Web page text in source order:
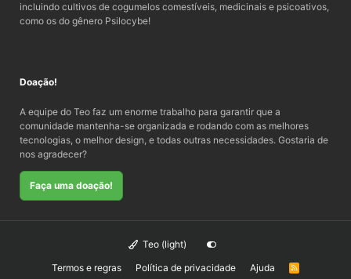
incluindo cultivos de cogumelos comestíveis, medicinais e psicoativos,
como os do gênero Psilocybe!
Doação!
A equipe do Teo faz um enorme trabalho para garantir que a
comunidade mantenha-se organizada e rodando com as melhores
tecnologias, o melhor design, e todas outras necessidades. Gostaria de
nos agradecer?
Faça uma doação!
Teo (light)
Termos e regras
Política de privacidade Ajuda
R